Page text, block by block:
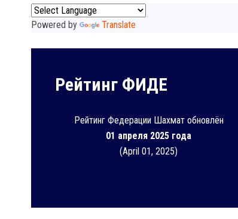
Powered by Translate
Рейтинг ФИДЕ
Рейтинг Федерации Шахмат обновлён
01 апреля 2025 года
(April 01, 2025)